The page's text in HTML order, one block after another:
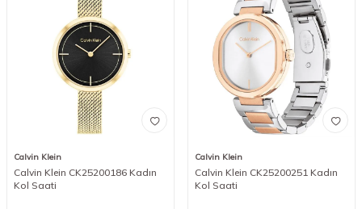
Calvin Klein
Calvin Klein CK25200186 Kadın
Kol Saati
Calvin Klein
Calvin Klein CK25200251 Kadın
Kol Saati